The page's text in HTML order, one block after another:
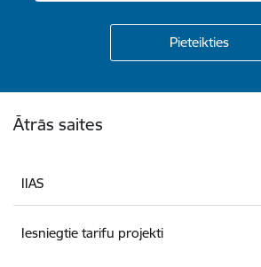
Ātrās saites
IIAS
Iesniegtie tarifu projekti